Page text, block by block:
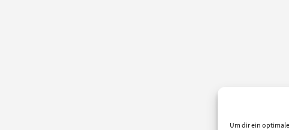
Um dir ein